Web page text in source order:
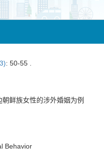
: 50-55 .
鲜族女性的涉外婚姻为例
Behavior